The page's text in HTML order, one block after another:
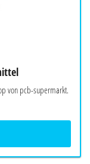
von pcb-supermarkt.